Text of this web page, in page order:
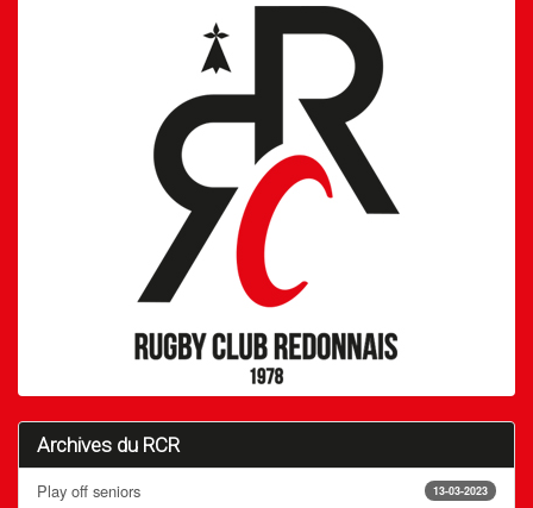
Archives du RCR
13-03-2023
Play off seniors